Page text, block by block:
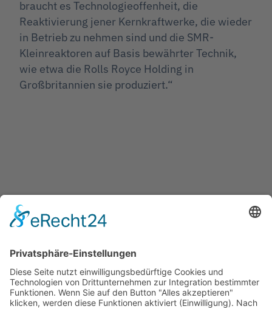
braucht es Technologieoffenheit, die
Reaktivierung jener Kernkraftwerke, die wieder
in Betrieb zu nehmen sind und die SMR-
Kleinreaktoren auf Basis bewährter Technik,
wie etwa die Rolls Royce Holding in
Großbritannien sie produziert.“
Jetzt teilen
Facebook Twitter
Pinterest WhatsApp Telegram